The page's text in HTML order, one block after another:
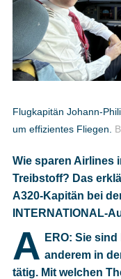
Flugkapitän Johann-
um effizientes Fliegen.
Wie sparen Airlines
Treibstoff? Das
A320-Kapitän bei
INTERNATIONAL-
A ERO: Sie
anderem in
tätig. Mit welchen